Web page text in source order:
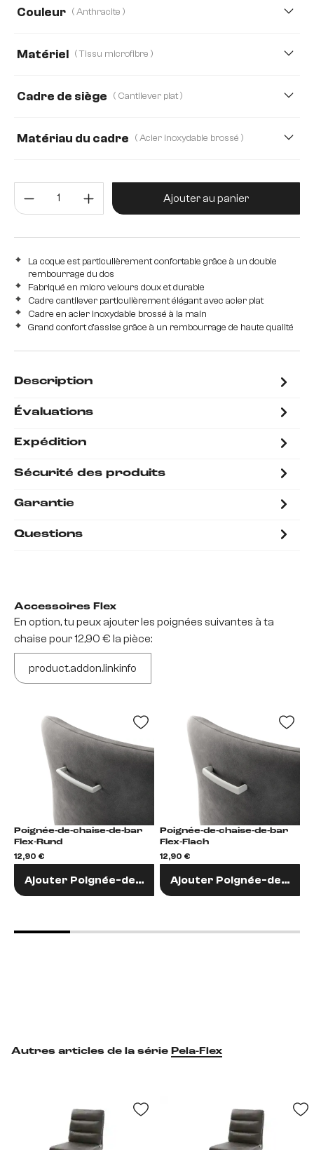
Couleur ( Anthracite )
Matériel ( Tissu microfibre )
Cadre de siège ( Cantilever plat )
Matériau du cadre ( Acier inoxydable brossé )
Quantité de produit : Entrez la
Ajouter au panier
La coque est particulièrement confortable grâce à un double
rembourrage du dos
Fabriqué en micro velours doux et durable
Cadre cantilever particulièrement élégant avec acier plat
Cadre en acier inoxydable brossé à la main
Grand confort d'assise grâce à un rembourrage de haute qualité
Description
Évaluations
Expédition
Sécurité des produits
Garantie
Questions
Accessoires Flex
En option, tu peux ajouter les poignées suivantes à ta
chaise pour 12,90 € la pièce:
product.addon.linkinfo
Poignée-de-chaise-de-bar
Flex-Rund
12,90 €
Ajouter Poignée-de-chaise-de-bar
Poignée-de-chaise-de-bar
Flex-Flach
12,90 €
Ajouter Poignée-de-
Autres articles de la série Pela-Flex